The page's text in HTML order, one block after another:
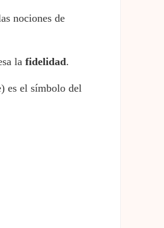
nociones de
lafidelidad.
es el símbolo del